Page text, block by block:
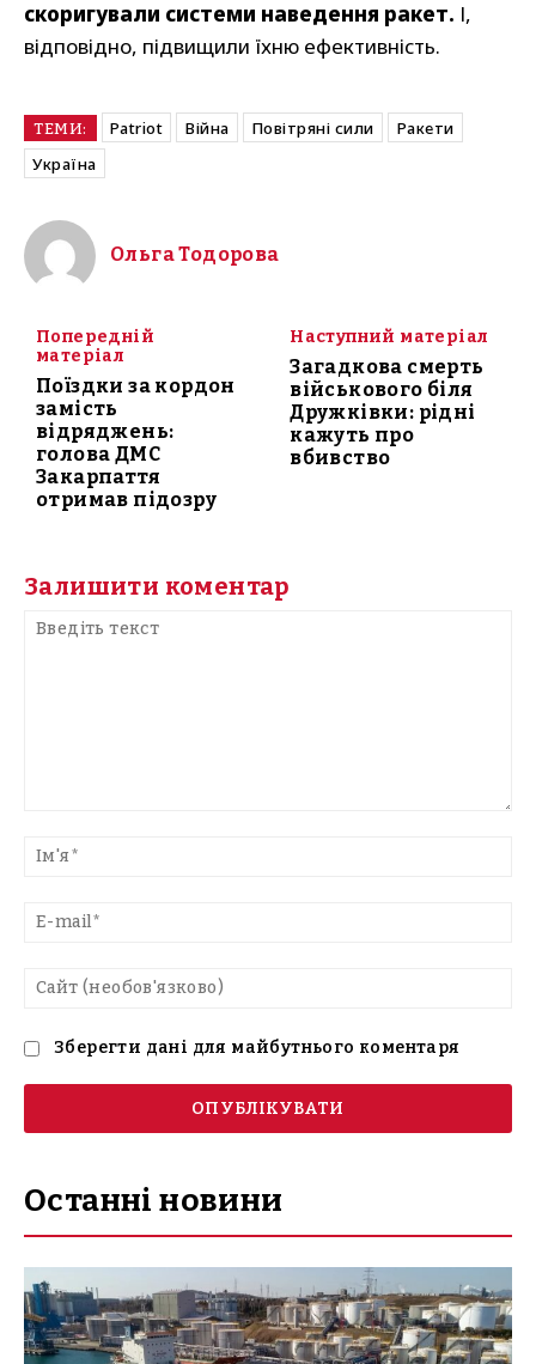
скоригували системи наведення ракет. І,
відповідно, підвищили їхню ефективність.
ТЕМИ: Patriot Війна Повітряні сили
Ракети
Україна
Ольга Тодорова
Попередній
матеріал
Поїздки за кордон
замість
відряджень:
голова ДМС
Закарпаття
отримав підозру
Наступний матеріал
Загадкова смерть
військового біля
Дружківки: рідні
кажуть про
вбивство
Залишити коментар
текст
Зберегти дані для майбутнього коментаря
Останні новини